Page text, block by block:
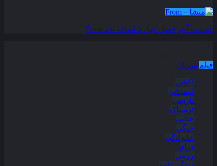
قسمت آخر فصل چهارم اضافه شد From
فیلم سریال
اکشن
انیمیشن
تاریخی
ترسناک
جنایی
جنگی
خانوادگی
درام
رزمی